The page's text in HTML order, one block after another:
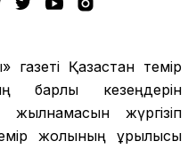
газеті Қазақстан темір
барлық кезеңдерін
жүргізіп
жолының құрылысы